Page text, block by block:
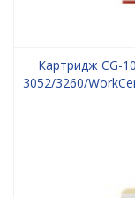
Картридж CG-
3052/3260/